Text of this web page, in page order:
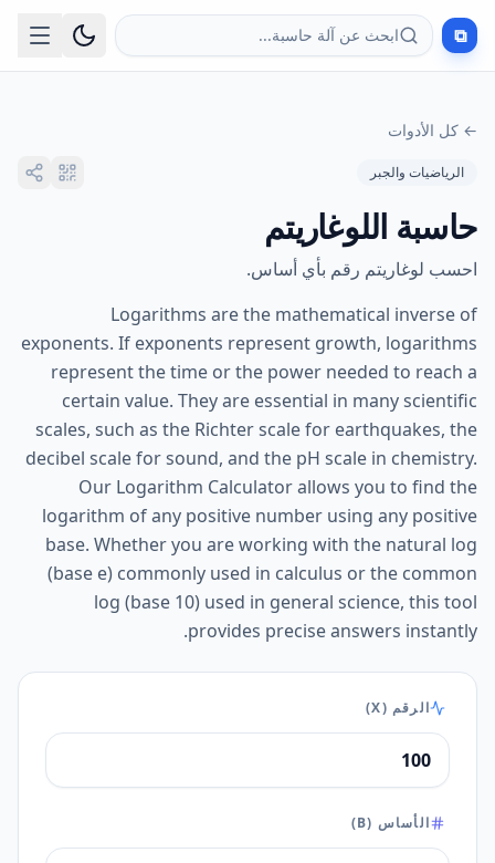
⧉ ابحث عن آلة حاسبة...
← كل الأدوات
الرياضيات والجبر
حاسبة اللوغاريتم
احسب لوغاريتم رقم بأي أساس.
Logarithms are the mathematical inverse of
exponents. If exponents represent growth, logarithms
represent the time or the power needed to reach a
certain value. They are essential in many scientific
scales, such as the Richter scale for earthquakes, the
decibel scale for sound, and the pH scale in chemistry.
Our Logarithm Calculator allows you to find the
logarithm of any positive number using any positive
base. Whether you are working with the natural log
(base e) commonly used in calculus or the common
log (base 10) used in general science, this tool
provides precise answers instantly.
الرقم (X)
الأساس (B)